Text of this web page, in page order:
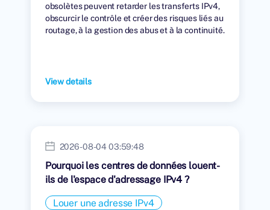
obsolètes peuvent retarder les transferts IPv4,
obscurcir le contrôle et créer des risques liés au
routage, à la gestion des abus et à la continuité.
View details
2026-08-04 03:59:48
Pourquoi les centres de données louent-
ils de l'espace d'adressage IPv4 ?
Louer une adresse IPv4